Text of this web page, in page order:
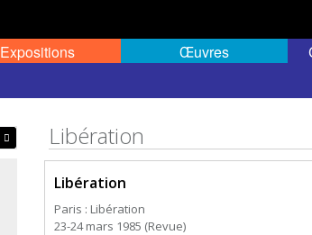
Expositions Œuvres
Libération
Libération
Paris : Libération
23-24 mars 1985 (Revue)